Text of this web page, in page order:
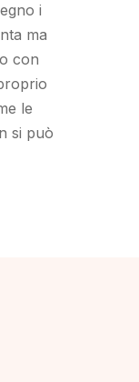
i
ma
con
le
si può